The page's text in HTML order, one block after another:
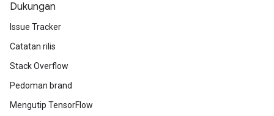
Dukungan
Issue Tracker
Catatan rilis
Stack Overflow
Pedoman brand
Mengutip TensorFlow